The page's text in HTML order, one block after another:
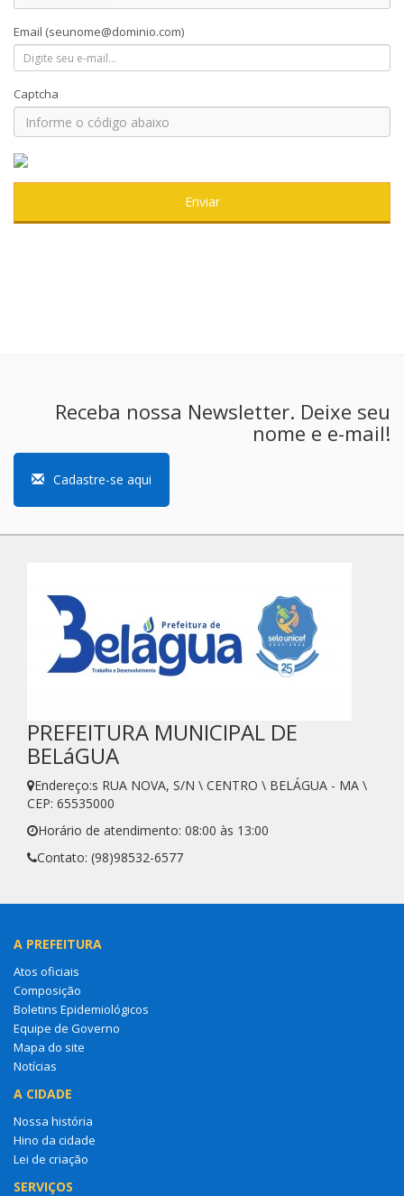
Email (seunome@dominio.com)
Captcha
Enviar
Receba nossa Newsletter. Deixe seu
nome e e-mail!
Cadastre-se aqui
PREFEITURA MUNICIPAL DE
BELáGUA
Endereço:s RUA NOVA, S/N \ CENTRO \ BELÁGUA - MA \
CEP: 65535000
Horário de atendimento: 08:00 às 13:00
Contato: (98)98532-6577
A PREFEITURA
Atos oficiais
Composição
Boletins Epidemiológicos
Equipe de Governo
Mapa do site
Notícias
A CIDADE
Nossa história
Hino da cidade
Lei de criação
SERVIÇOS